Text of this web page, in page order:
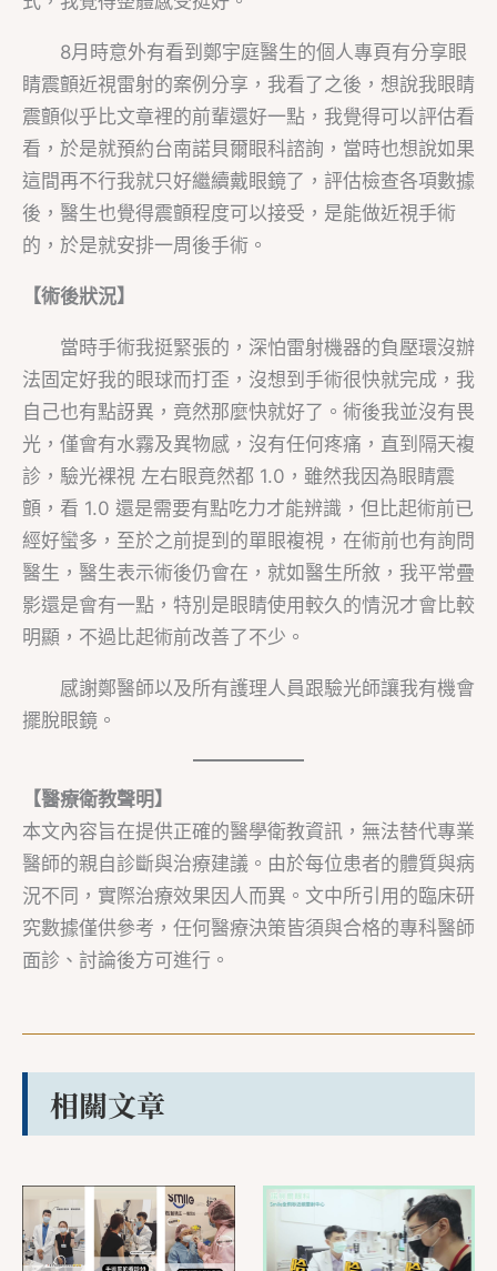
8月時意外有看到鄭宇庭醫生的個人專頁有分享眼
睛震顫近視雷射的案例分享，我看了之後，想說我眼睛
震顫似乎比文章裡的前輩還好一點，我覺得可以評估看
看，於是就預約台南諾貝爾眼科諮詢，當時也想說如果
這間再不行我就只好繼續戴眼鏡了，評估檢查各項數據
後，醫生也覺得震顫程度可以接受，是能做近視手術
的，於是就安排一周後手術。
【術後狀況】
當時手術我挺緊張的，深怕雷射機器的負壓環沒辦
法固定好我的眼球而打歪，沒想到手術很快就完成，我
自己也有點訝異，竟然那麼快就好了。術後我並沒有畏
光，僅會有水霧及異物感，沒有任何疼痛，直到隔天複
診，驗光裸視 左右眼竟然都 1.0，雖然我因為眼睛震
顫，看 1.0 還是需要有點吃力才能辨識，但比起術前已
經好蠻多，至於之前提到的單眼複視，在術前也有詢問
醫生，醫生表示術後仍會在，就如醫生所敘，我平常疊
影還是會有一點，特別是眼睛使用較久的情況才會比較
明顯，不過比起術前改善了不少。
感謝鄭醫師以及所有護理人員跟驗光師讓我有機會
擺脫眼鏡。
【醫療衛教聲明】
本文內容旨在提供正確的醫學衛教資訊，無法替代專業
醫師的親自診斷與治療建議。由於每位患者的體質與病
況不同，實際治療效果因人而異。文中所引用的臨床研
究數據僅供參考，任何醫療決策皆須與合格的專科醫師
面診、討論後方可進行。
相關文章